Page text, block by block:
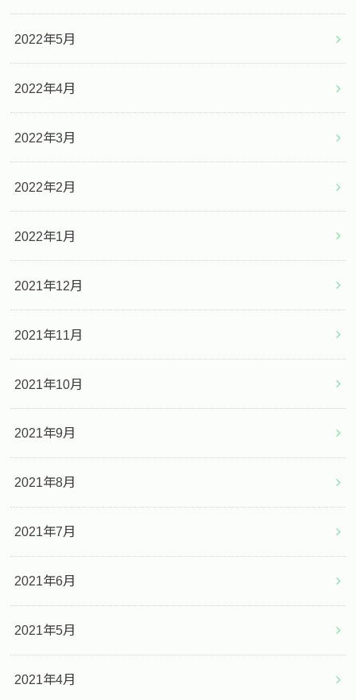
2022年5月
2022年4月
2022年3月
2022年2月
2022年1月
2021年12月
2021年11月
2021年10月
2021年9月
2021年8月
2021年7月
2021年6月
2021年5月
2021年4月